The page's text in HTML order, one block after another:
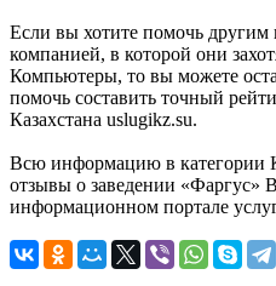
Если вы хотите помочь другим
компанией, в которой они
Компьютеры, то вы можете
помочь составить точный
Казахстана uslugikz.su.
Всю информацию в категории
отзывы о заведении «Фаргус»
информационном портале